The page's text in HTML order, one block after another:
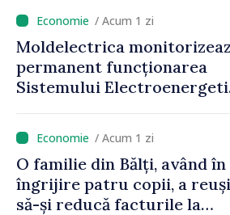
/ Acum 1 zi
Moldelectrica
permanent funcționarea
Sistemului
deficitului estimat de
energie
/ Acum 1 zi
O familie din Bălți, având în
îngrijire patru copii, a
să-și reducă facturile la